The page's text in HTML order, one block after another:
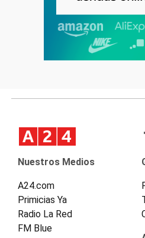
Nuestros Medios
A24.com
Primicias Ya
Radio La Red
FM Blue